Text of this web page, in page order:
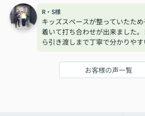
R・S様
キッズスペースが整っていたた
着いて打ち合わせが出来ました
ら引き渡しまで丁寧で分かりやす
お客様の声一覧